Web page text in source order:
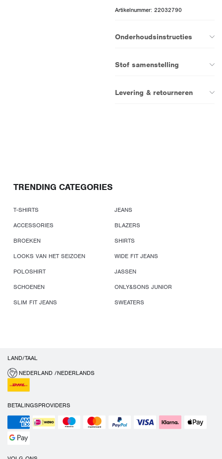
Artikelnummer: 22032790
Onderhoudsinstructies
Stof samenstelling
Levering & retourneren
TRENDING CATEGORIES
T-SHIRTS
JEANS
ACCESSORIES
BLAZERS
BROEKEN
SHIRTS
LOOKS VAN HET SEIZOEN
WIDE FIT JEANS
POLOSHIRT
JASSEN
SCHOENEN
ONLY&SONS JUNIOR
SLIM FIT JEANS
SWEATERS
LAND/TAAL
NEDERLAND /NEDERLANDS
BETALINGSPROVIDERS